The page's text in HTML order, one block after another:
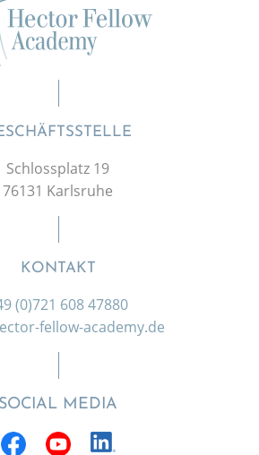
Schlossplatz 19
76131 Karlsruhe
KONTAKT
(0)721 608 47880
fellow-academy.de
SOCIAL MEDIA